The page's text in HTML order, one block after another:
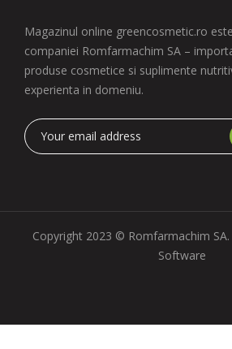
Magazinul online greencosmetic.ro
companiei Romfarmachim SA –
produse cosmetice si suplimente
experienta in domeniu.
Copyright 2023 © Romfarmachim
Software